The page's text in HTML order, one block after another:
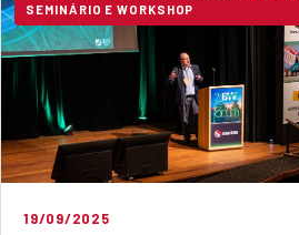
SEMINÁRIO E WORKSHOP
19/09/2025